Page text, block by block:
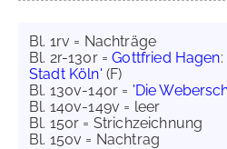
Bl. 1rv = Nachträge
Bl. 2r-130r =Gottfried Hagen:
Stadt Köln' (F)
Bl. 130v-140r = 'Die
Bl. 140v-149v = leer
Bl. 150r = Strichzeichnung
Bl. 150v = Nachtrag